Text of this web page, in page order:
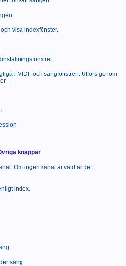
visa indexfönster.
i MIDI- och sångfönstren. Utförs genom
-.
knappar
Om ingen kanal är vald är det
index.
sång.